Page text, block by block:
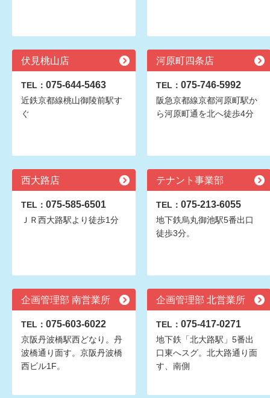
伏見桃山店
TEL： 075-644-5463
近鉄京都線桃山御陵前駅す
ぐ
河原町四条店
TEL： 075-746-5992
阪急京都線京都河原町駅か
ら河原町通を北へ徒歩4分
西大路店
TEL： 075-585-6501
ＪＲ西大路駅より徒歩1分
テナント事業部
TEL： 075-213-6055
地下鉄烏丸御池駅5番出口
徒歩3分。
企画管理部 南営業所
TEL： 075-603-6022
京阪丹波橋駅西どなり。丹
波橋通り面す。京阪丹波橋
西ビル1F。
企画管理部 北営業所
TEL： 075-417-0271
地下鉄「北大路駅」5番出
口東へスグ。北大路通り面
す、南側